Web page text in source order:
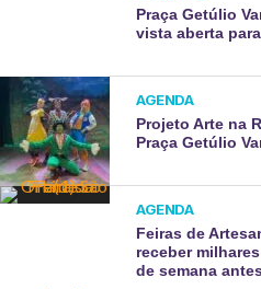
Praça Getúlio
vista aberta
AGENDA
Projeto Arte na
Praça Getúlio
AGENDA
Feiras de
receber
de semana